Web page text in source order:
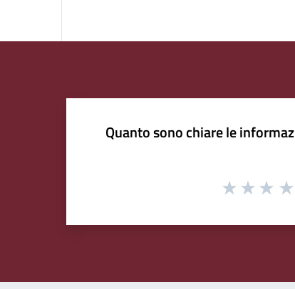
Quanto sono chiare le